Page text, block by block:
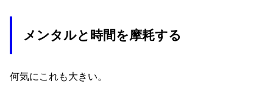
メンタルと時間を摩耗する
何気にこれも大きい。